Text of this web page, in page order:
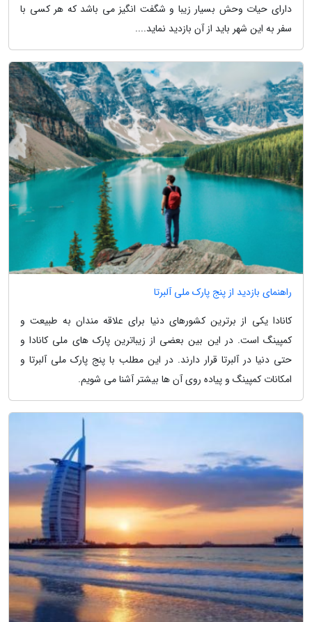
دارای حیات وحش بسیار زیبا و شگفت انگیز می باشد که هر کسی با
سفر به این شهر باید از آن بازدید نماید....
راهنمای بازدید از پنج پارک ملی آلبرتا
کانادا یکی از برترین کشورهای دنیا برای علاقه مندان به طبیعت و
کمپینگ است. در این بین بعضی از زیباترین پارک های ملی کانادا و
حتی دنیا در آلبرتا قرار دارند. در این مطلب با پنج پارک ملی آلبرتا و
امکانات کمپینگ و پیاده روی آن ها بیشتر آشنا می شویم.